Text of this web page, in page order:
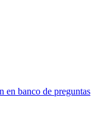
en banco de preguntas